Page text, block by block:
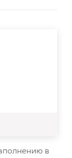
в